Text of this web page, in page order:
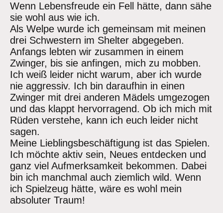
Wenn Lebensfreude ein Fell hätte, dann sähe
sie wohl aus wie ich.
Als Welpe wurde ich gemeinsam mit meinen
drei Schwestern im Shelter abgegeben.
Anfangs lebten wir zusammen in einem
Zwinger, bis sie anfingen, mich zu mobben.
Ich weiß leider nicht warum, aber ich wurde
nie aggressiv. Ich bin daraufhin in einen
Zwinger mit drei anderen Mädels umgezogen
und das klappt hervorragend. Ob ich mich mit
Rüden verstehe, kann ich euch leider nicht
sagen.
Meine Lieblingsbeschäftigung ist das Spielen.
Ich möchte aktiv sein, Neues entdecken und
ganz viel Aufmerksamkeit bekommen. Dabei
bin ich manchmal auch ziemlich wild. Wenn
ich Spielzeug hätte, wäre es wohl mein
absoluter Traum!